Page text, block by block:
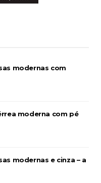
modernas com
moderna com pé
modernas e cinza – a